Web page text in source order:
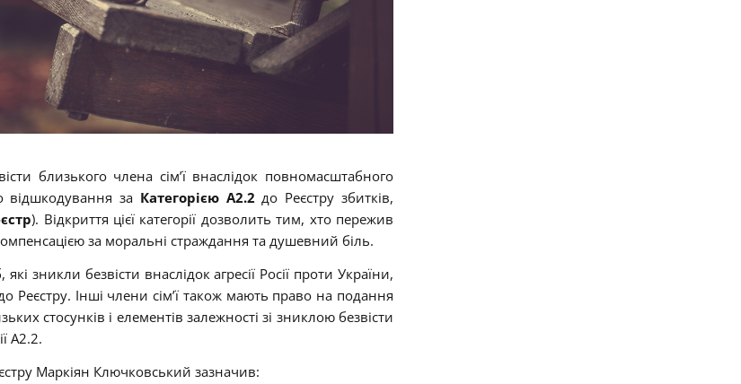
близького члена сім’ї внаслідок повномасштабного
відшкодування за Категорією A2.2 до Реєстру збитків,
). Відкриття цієї категорії дозволить тим, хто пережив
за моральні страждання та душевний біль.
зникли безвісти внаслідок агресії Росії проти України,
Інші члени сім’ї також мають право на подання
стосунків і елементів залежності зі зниклою безвісти
А2.2.
Маркіян Ключковський зазначив: